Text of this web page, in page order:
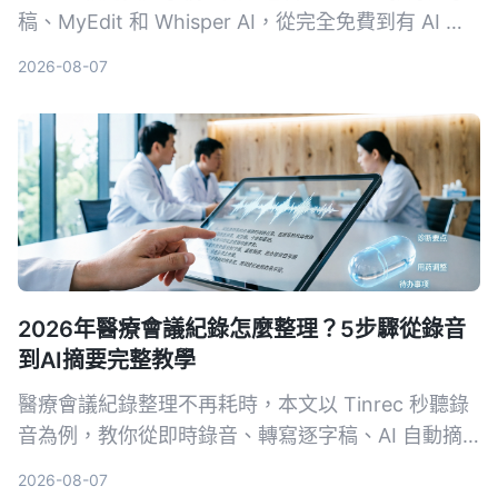
稿、MyEdit 和 Whisper AI，從完全免費到有 AI 進
2026-08-07
2026年醫療會議紀錄怎麼整理？5步驟從錄音
到AI摘要完整教學
醫療會議紀錄整理不再耗時，本文以 Tinrec 秒聽錄
音為例，教你從即時錄音、轉寫逐字稿、AI 自動摘
2026-08-07